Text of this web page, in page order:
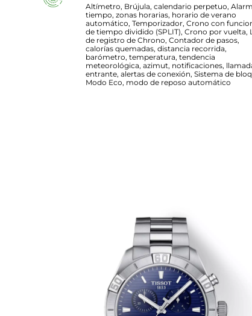
Altímetro, Brújula, calendario perpetuo,
tiempo, zonas horarias, horario de verano
automático, Temporizador, Crono con
de tiempo dividido (SPLIT), Crono por vuelta,
de registro de Chrono, Contador de pasos,
calorías quemadas, distancia recorrida,
barómetro, temperatura, tendencia
meteorológica, azimut, notificaciones,
entrante, alertas de conexión, Sistema de
Modo Eco, modo de reposo automático